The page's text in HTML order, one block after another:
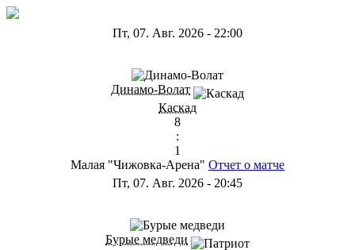
Пт, 07. Авг. 2026 - 22:00
Динамо-Волат
Каскад
8
:
1
Малая "Чижовка-Арена" Отчет о матче
Пт, 07. Авг. 2026 - 20:45
Бурые медведи